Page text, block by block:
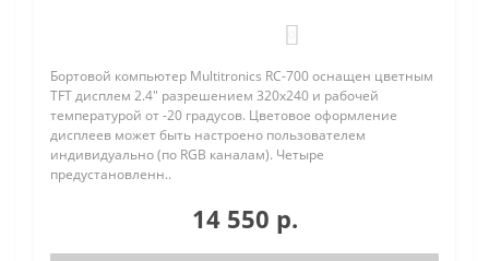
Бортовой компьютер Multitronics RC-700 оснащен цветным
TFT дисплем 2.4" разрешением 320х240 и рабочей
температурой от -20 градусов. Цветовое оформление
дисплеев может быть настроено пользователем
индивидуально (по RGB каналам). Четыре
предустановленн..
14 550 р.